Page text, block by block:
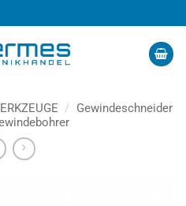
/
Gewindeschneider